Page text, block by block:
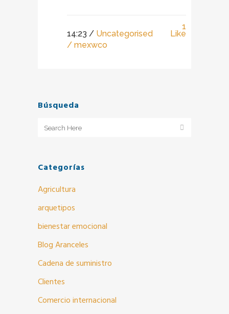
14:23 / Uncategorised
/ mexwco
1
Like
Búsqueda
Categorías
Agricultura
arquetipos
bienestar emocional
Blog Aranceles
Cadena de suministro
Clientes
Comercio internacional